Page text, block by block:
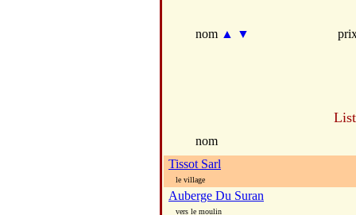
nom ▲ ▼
nom
Tissot Sarl
le village
Auberge Du Suran
vers le moulin